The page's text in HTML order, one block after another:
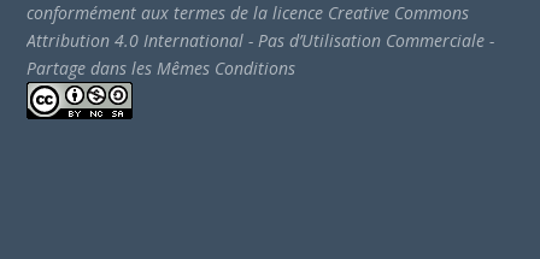
conformément aux termes de la licence Creative Commons
Attribution 4.0 International - Pas d’Utilisation Commerciale -
Partage dans les Mêmes Conditions